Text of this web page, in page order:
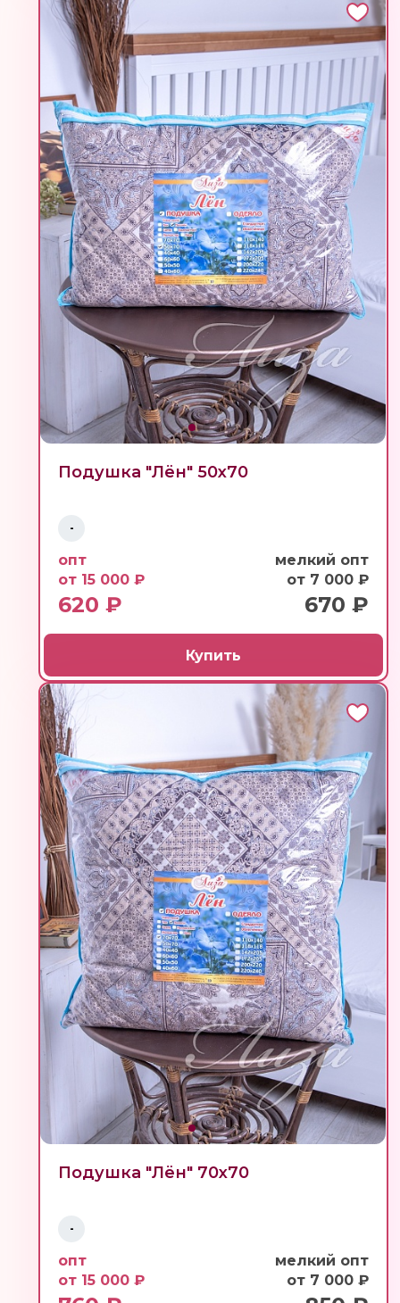
Подушка "Лён" 50х70
-
опт
от 15 000 ₽
620 ₽
мелкий опт
от 7 000 ₽
670 ₽
Купить
Подушка "Лён" 70х70
-
опт
от 15 000 ₽
мелкий опт
от 7 000 ₽